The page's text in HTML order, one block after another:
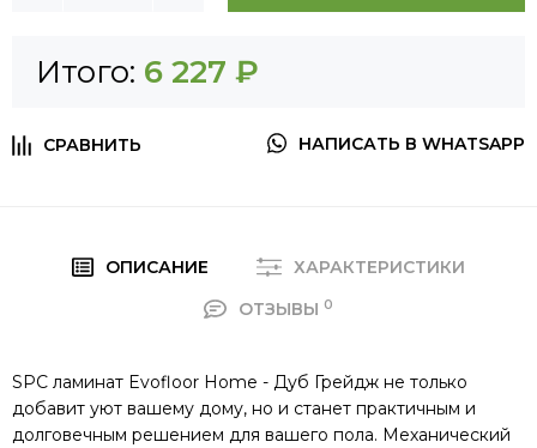
Итого: 6 227 ₽
НАПИСАТЬ В WHATSAPP
ОПИСАНИЕ
ХАРАКТЕРИСТИКИ
ОТЗЫВЫ 0
SPC ламинат Evofloor Home - Дуб Грейдж не только
добавит уют вашему дому, но и станет практичным и
долговечным решением для вашего пола. Механический